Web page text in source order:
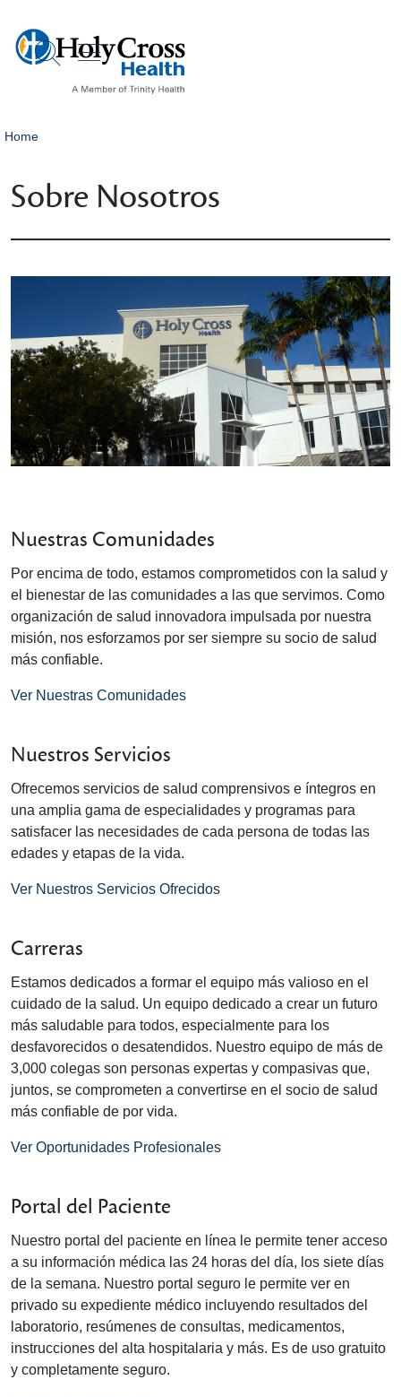
search
show off canvas menu
Home
Sobre Nosotros
Nuestras Comunidades
Por encima de todo, estamos comprometidos con la salud y
el bienestar de las comunidades a las que servimos. Como
organización de salud innovadora impulsada por nuestra
misión, nos esforzamos por ser siempre su socio de salud
más confiable.
Ver Nuestras Comunidades
Nuestros Servicios
Ofrecemos servicios de salud comprensivos e íntegros en
una amplia gama de especialidades y programas para
satisfacer las necesidades de cada persona de todas las
edades y etapas de la vida.
Ver Nuestros Servicios Ofrecidos
Carreras
Estamos dedicados a formar el equipo más valioso en el
cuidado de la salud. Un equipo dedicado a crear un futuro
más saludable para todos, especialmente para los
desfavorecidos o desatendidos. Nuestro equipo de más de
3,000 colegas son personas expertas y compasivas que,
juntos, se comprometen a convertirse en el socio de salud
más confiable de por vida.
Ver Oportunidades Profesionales
Portal del Paciente
Nuestro portal del paciente en línea le permite tener acceso
a su información médica las 24 horas del día, los siete días
de la semana. Nuestro portal seguro le permite ver en
privado su expediente médico incluyendo resultados del
laboratorio, resúmenes de consultas, medicamentos,
instrucciones del alta hospitalaria y más. Es de uso gratuito
y completamente seguro.